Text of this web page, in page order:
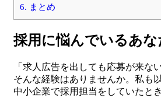
6. まとめ
採用に悩んでいるあ
「求人広告を出しても応募が来ない
そんな経験はありませんか。私も
中小企業で採用担当をしていたと